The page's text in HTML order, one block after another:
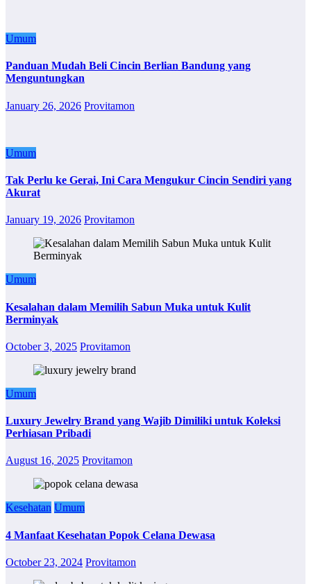
Umum
Panduan Mudah Beli Cincin Berlian Bandung yang
Menguntungkan
January 26, 2026 Provitamon
Umum
Tak Perlu ke Gerai, Ini Cara Mengukur Cincin Sendiri yang
Akurat
January 19, 2026 Provitamon
Umum
Kesalahan dalam Memilih Sabun Muka untuk Kulit
Berminyak
October 3, 2025 Provitamon
Umum
Luxury Jewelry Brand yang Wajib Dimiliki untuk Koleksi
Perhiasan Pribadi
August 16, 2025 Provitamon
Kesehatan Umum
4 Manfaat Kesehatan Popok Celana Dewasa
October 23, 2024 Provitamon